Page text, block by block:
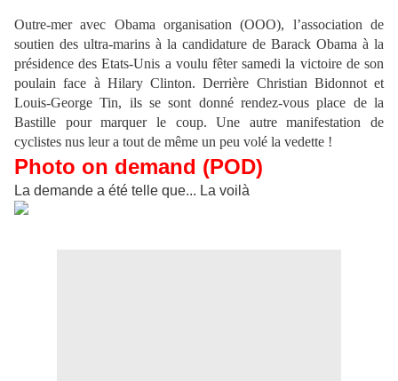
Outre-mer avec Obama organisation (OOO), l’association de
soutien des ultra-marins à la candidature de Barack Obama à la
présidence des Etats-Unis a voulu fêter samedi la victoire de son
poulain face à Hilary Clinton. Derrière Christian Bidonnot et
Louis-George Tin, ils se sont donné rendez-vous place de la
Bastille pour marquer le coup. Une autre manifestation de
cyclistes nus leur a tout de même un peu volé la vedette !
Photo on demand (POD)
La demande a été telle que... La voilà